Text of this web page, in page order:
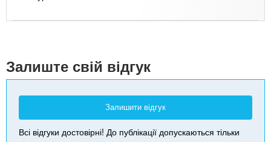
Залиште свій відгук
Залишити відгук
Всі відгуки достовірні! До публікації допускаються тільки